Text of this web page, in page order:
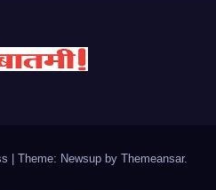
Theme: Newsup by Themeansar.